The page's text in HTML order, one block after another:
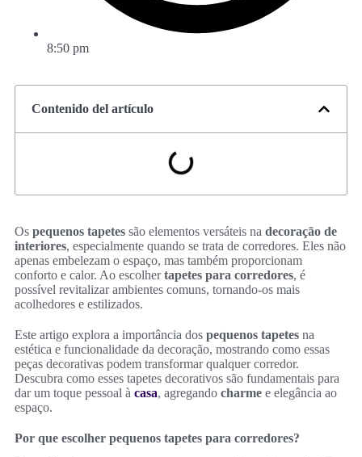
8:50 pm
Contenido del artículo
Os pequenos tapetes são elementos versáteis na decoração de
interiores, especialmente quando se trata de corredores. Eles não
apenas embelezam o espaço, mas também proporcionam
conforto e calor. Ao escolhertapetes para corredores, é
possível revitalizar ambientes comuns, tornando-os mais
acolhedores e estilizados.
Este artigo explora a importância dos pequenos tapetes na
estética e funcionalidade da decoração, mostrando como essas
peças decorativas podem transformar qualquer corredor.
Descubra como esses tapetes decorativos são fundamentais para
dar um toque pessoal à casa, agregando charme e elegância ao
espaço.
Por que escolher pequenos tapetes para corredores?